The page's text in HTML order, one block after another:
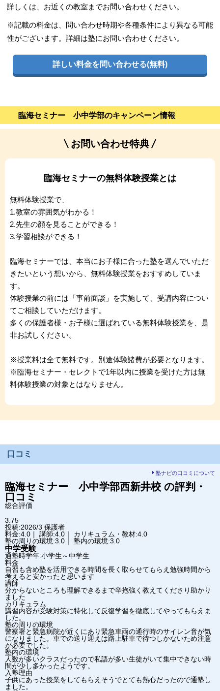
詳しくは、お近くの教室までお問い合わせください。
※記載の料金は、問い合わせ時期や各種条件により異なる可能
性がございます。詳細は塾にお問い合わせください。
詳しい料金を問い合わせる(無料)
臨海セミナー 小中学部のキャンペーン情報
お問い合わせ特典
臨海セミナーの無料体験授業とは
無料体験授業で、
1.教室の雰囲気がわかる！
2.先生の顔を見ることができる！
3.学習相談ができる！
臨海セミナーでは、本当にお子様に合った塾を選んでいただ
きたいという想いから、無料体験授業をおすすめしていま
す。
体験授業の前には「事前面談」を実施して、受講内容につい
てご相談していただけます。
多くの保護者様・お子様に選ばれている無料体験授業を、是
非お試しください。
※授業料は全て無料です。別途体験諸費が必要となります。
※臨海セミナー・セレクトで1年以内に授業を受けた方は無
料体験授業の対象とはなりません。
口コミ
塾ナビの口コミについて
臨海セミナー 小中学部西新井校 の評判・
口コミ
総合評価
3.75
投稿:2026/3 保護者
料金:4.0｜ 講師:4.0｜ カリキュラム・教材:4.0
塾の周りの環境:3.0｜ 塾内の環境:3.0
中学受験
通塾時学年:小学生～中学生
料金
自習も含め塾を活用できる時間を長く取らせてもらえ勉強時間から
考えると安かったと思います
講師
分からないところも理解できるまで辛抱強く教えてくださり助かり
ました
カリキュラム
講習内容が受験対策に特化して反復学習を徹底してやってもらえま
した。
塾の周りの環境
警察署と緊急病院が近くにあり緊急車両の通行時のサイレン音が気
になりました。車での送り迎えは路上駐車で待つしかないため注意
が必要でした。
塾内の環境
人数が多いクラスだったので私語が多い生徒がいて集中できない時
間が少し多かったようです。
入塾理由
子供にあった授業をしてもらえそうでとても熱心だったので通塾し
ました。